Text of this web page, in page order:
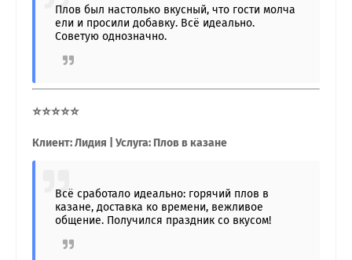
Плов был настолько вкусный, что гости молча
ели и просили добавку. Всё идеально.
Советую однозначно.
⭐⭐⭐⭐⭐
Клиент: Лидия | Услуга: Плов в казане
Всё сработало идеально: горячий плов в
казане, доставка ко времени, вежливое
общение. Получился праздник со вкусом!